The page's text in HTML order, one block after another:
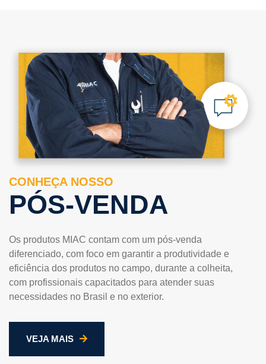
CONHEÇA NOSSO
PÓS-VENDA
Os produtos MIAC contam com um pós-venda
diferenciado, com foco em garantir a produtividade e
eficiência dos produtos no campo, durante a colheita,
com profissionais capacitados para atender suas
necessidades no Brasil e no exterior.
VEJA MAIS